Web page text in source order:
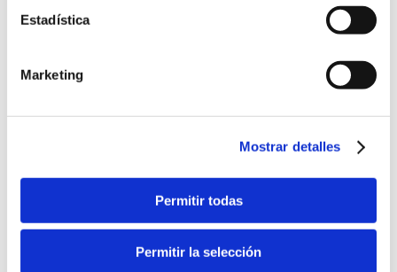
Estadística
Marketing
Mostrar detalles
Permitir todas
Permitir la selección